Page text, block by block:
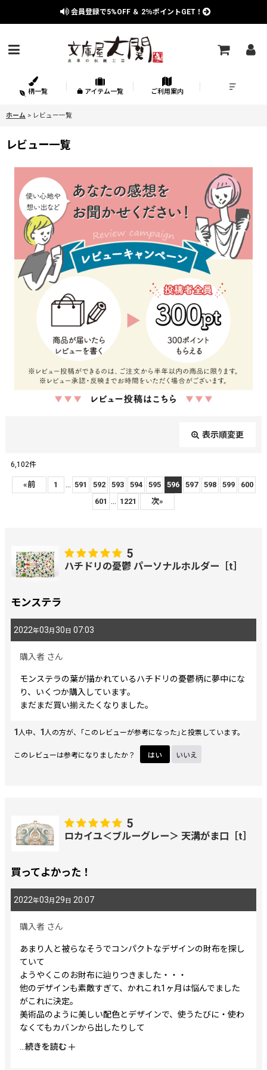
会員登録で5%OFF ＆ 2％ポイントGET！
柄一覧 アイテム一覧 ご利用案内
ホーム > レビュー一覧
レビュー一覧
表示順変更
レビュー検索
画像:
並び順:
6,102件
«前 1 591 592 593 594 595 596 597 598 599
600
601
1221 次»
5
ハチドリの憂鬱 パーソナルホルダー［t］
モンステラ
2022年03月30日 07:03
購入者 さん
モンステラの葉が描かれているハチドリの憂鬱柄に夢中にな
り、いくつか購入しています。
まだまだ買い揃えたくなりました。
1人中、 1人の方が、｢このレビューが参考になった｣と投票しています。
このレビューは参考になりましたか？ はい いいえ
5
ロカイユ＜ブルーグレー＞ 天溝がま口［t］
買ってよかった！
2022年03月 29日 20:07
購入者 さん
あまり人と被らなそうでコンパクトなデザインの財布を探し
ていて
ようやくこのお財布に辿りつきました・・・
他のデザインも素敵すぎて、かれこれ1ヶ月は悩んでました
がこれに決定。
美術品のように美しい配色とデザインで、使うたびに・使わ
なくてもカバンから出したりして
うっとりと見つめています・・・。買ってよかった。大事に
します。
続きを読む